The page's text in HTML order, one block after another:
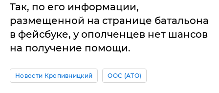
Так, по его информации,
размещенной на странице батальона
в фейсбуке, у ополченцев нет шансов
на получение помощи.
Новости Кропивницкий ООС (АТО)